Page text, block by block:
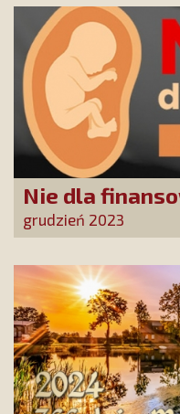
Nie dla
Petycja do
grudzień 2023